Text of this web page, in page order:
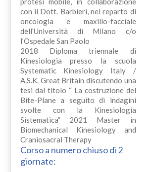
con il Dott. Barbieri, nel reparto di
oncologia e maxillo-facciale
dell’Università di Milano c/o
l’Ospedale San Paolo
2018 Diploma triennale di
Kinesiologia presso la scuola
Systematic Kinesiology Italy /
A.S.K. Great Britain discutendo una
tesi dal titolo “ La costruzione del
Bite-Plane a seguito di indagini
svolte con la Kinesiologia
Sistematica” 2021 Master in
Biomechanical Kinesiology and
Craniosacral Therapy
Corso a numero chiuso di 2
giornate: